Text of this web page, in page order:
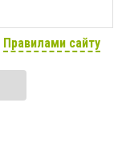
Правилами сайту